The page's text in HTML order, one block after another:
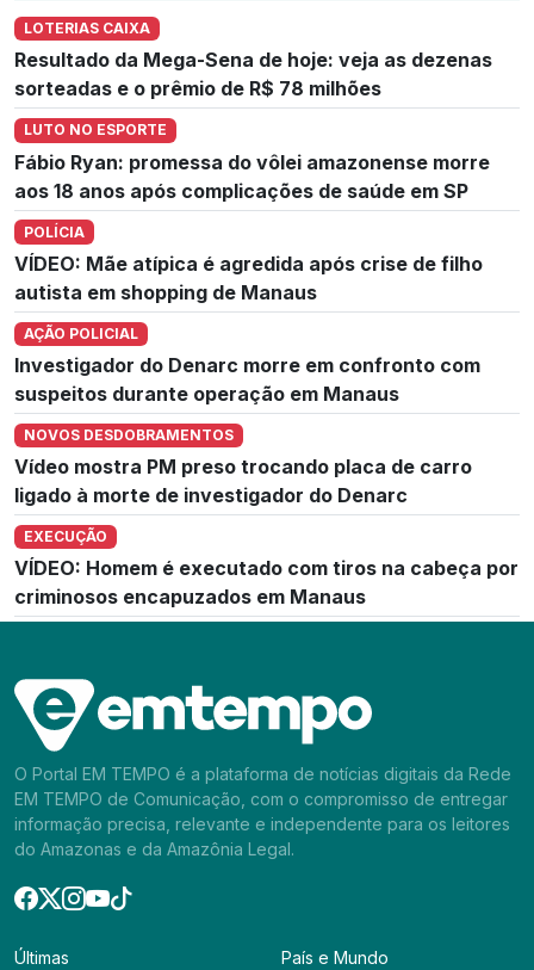
LOTERIAS CAIXA
Resultado da Mega-Sena de hoje: veja as dezenas
sorteadas e o prêmio de R$ 78 milhões
LUTO NO ESPORTE
Fábio Ryan: promessa do vôlei amazonense morre
aos 18 anos após complicações de saúde em SP
POLÍCIA
VÍDEO: Mãe atípica é agredida após crise de filho
autista em shopping de Manaus
AÇÃO POLICIAL
Investigador do Denarc morre em confronto com
suspeitos durante operação em Manaus
NOVOS DESDOBRAMENTOS
Vídeo mostra PM preso trocando placa de carro
ligado à morte de investigador do Denarc
EXECUÇÃO
VÍDEO: Homem é executado com tiros na cabeça por
criminosos encapuzados em Manaus
O Portal EM TEMPO é a plataforma de notícias digitais da Rede
EM TEMPO de Comunicação, com o compromisso de entregar
informação precisa, relevante e independente para os leitores
do Amazonas e da Amazônia Legal.
Últimas
País e Mundo